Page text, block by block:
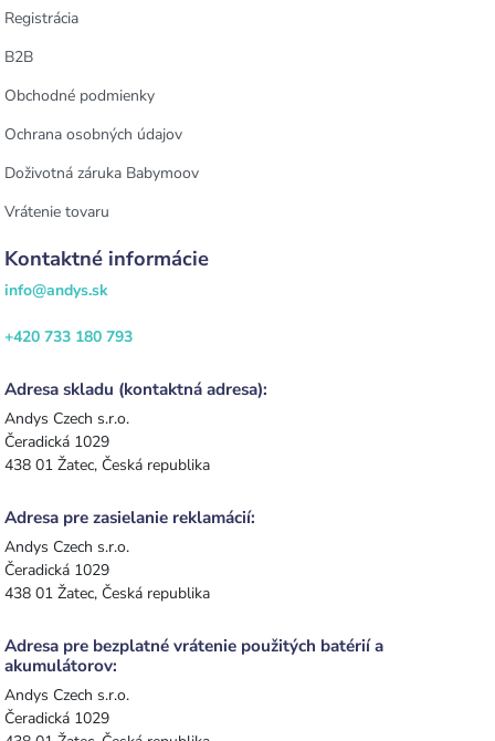
Registrácia
B2B
Obchodné podmienky
Ochrana osobných údajov
Doživotná záruka Babymoov
Vrátenie tovaru
Kontaktné informácie
info@andys.sk
+420 733 180 793
Adresa skladu (kontaktná adresa):
Andys Czech s.r.o.
Čeradická 1029
438 01 Žatec, Česká republika
Adresa pre zasielanie reklamácií:
Andys Czech s.r.o.
Čeradická 1029
438 01 Žatec, Česká republika
Adresa pre bezplatné vrátenie použitých batérií a
akumulátorov:
Andys Czech s.r.o.
Čeradická 1029